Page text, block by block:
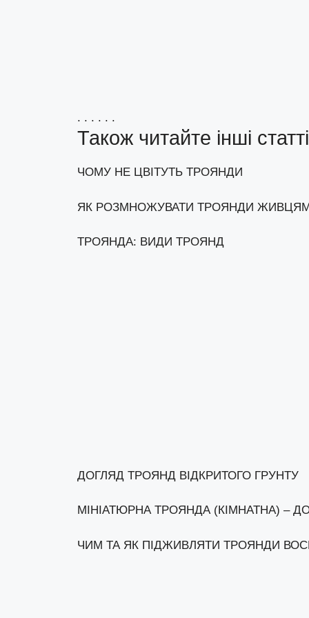
. . . . . .
Також читайте інші
ЧОМУ НЕ ЦВІТУТЬ ТРОЯНДИ
ЯК РОЗМНОЖУВАТИ ТРОЯНДИ
ТРОЯНДА: ВИДИ ТРОЯНД
ДОГЛЯД ТРОЯНД ВІДКРИТОГО ГРУНТУ
МІНІАТЮРНА ТРОЯНДА (КІМНАТНА) –
ЧИМ ТА ЯК ПІДЖИВЛЯТИ ТРОЯНДИ